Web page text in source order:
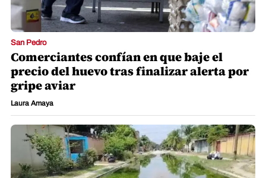
San Pedro
Comerciantes confían en que baje el
precio del huevo tras finalizar alerta por
gripe aviar
Laura Amaya